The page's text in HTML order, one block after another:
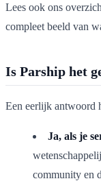
Lees ook ons
compleet beeld van
Is Parship het
Een eerlijk antwoord
Ja, als je
community en